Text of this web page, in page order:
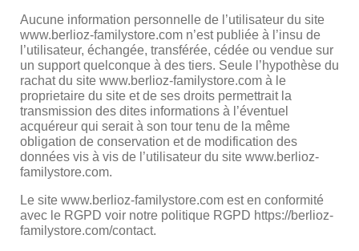
Aucune information personnelle de l’utilisateur du site
www.berlioz-familystore.com n’est publiée à l’insu de
l’utilisateur, échangée, transférée, cédée ou vendue sur
un support quelconque à des tiers. Seule l’hypothèse du
rachat du site www.berlioz-familystore.com à le
proprietaire du site et de ses droits permettrait la
transmission des dites informations à l’éventuel
acquéreur qui serait à son tour tenu de la même
obligation de conservation et de modification des
données vis à vis de l’utilisateur du site www.berlioz-
familystore.com.
Le site www.berlioz-familystore.com est en conformité
avec le RGPD voir notre politique RGPD https://berlioz-
familystore.com/contact.